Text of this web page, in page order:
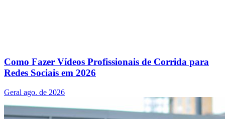
Como Fazer Vídeos Profissionais de Corrida para
Redes Sociais em 2026
Geral ago. de 2026